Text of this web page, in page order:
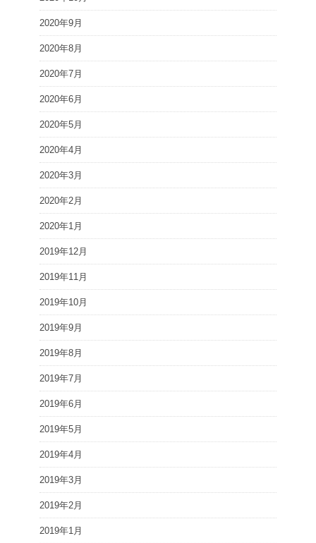
2020年9月
2020年8月
2020年7月
2020年6月
2020年5月
2020年4月
2020年3月
2020年2月
2020年1月
2019年12月
2019年11月
2019年10月
2019年9月
2019年8月
2019年7月
2019年6月
2019年5月
2019年4月
2019年3月
2019年2月
2019年1月